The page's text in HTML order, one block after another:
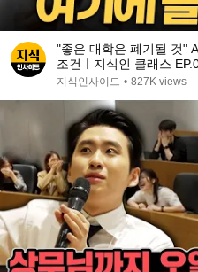
"좋은 대학은 폐기될 것"
조건ㅣ지식인 클래스
지식인사이드 • 827K views